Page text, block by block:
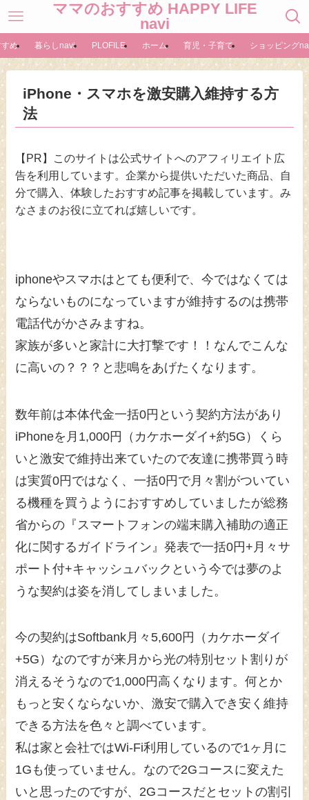
ママのおすすめ HAPPY LIFE
navi
め 暮らしnavi PLOFILE ホーム 育児・子育て ショッピング
iPhone・スマホを激安購入維持する方
法
【PR】このサイトは公式サイトへのアフィリエイト広
告を利用しています。企業から提供いただいた商品、自
分で購入、体験したおすすめ記事を掲載しています。み
なさまのお役に立てれば嬉しいです。
iphoneやスマホはとても便利で、今ではなくては
ならないものになっていますが維持するのは携帯
電話代がかさみますね。
家族が多いと家計に大打撃です！！なんでこんな
に高いの？？？と悲鳴をあげたくなります。
数年前は本体代金一括0円という契約方法があり
iPhoneを月1,000円（カケホーダイ+約5G）くら
いと激安で維持出来ていたので友達に携帯買う時
は実質0円ではなく、一括0円で月々割がついてい
る機種を買うようにおすすめしていましたが総務
省からの『スマートフォンの端末購入補助の適正
化に関するガイドライン』発表で一括0円+月々サ
ポート付+キャッシュバックという今では夢のよ
うな契約は姿を消してしまいました。
今の契約はSoftbank月々5,600円（カケホーダイ
+5G）なのですが来月から光の特別セット割りが
消えるそうなので1,000円高くなります。何とか
もっと安くならないか、激安で購入でき安く維持
できる方法を色々と調べています。
私は家と会社ではWi-Fi利用しているので1ヶ月に
1Gも使っていません。なので2Gコースに変えた
いと思ったのですが、2Gコースだとセットの割引